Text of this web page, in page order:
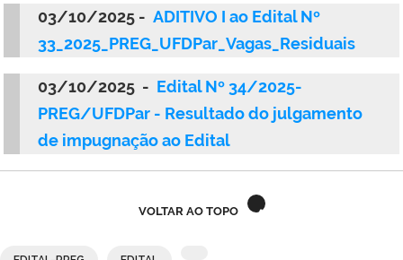
03/10/2025 - ADITIVO I ao Edital Nº
33_2025_PREG_UFDPar_Vagas_Residuais
03/10/2025 - Edital Nº 34/2025-
PREG/UFDPar - Resultado do julgamento
de impugnação ao Edital
VOLTAR AO TOPO